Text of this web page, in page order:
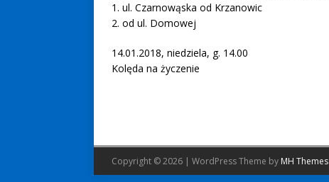
1. ul. Czarnowąska od Krzanowic
2. od ul. Domowej
14.01.2018, niedziela, g. 14.00
Kolęda na życzenie
Copyright © 2026 | WordPress Theme by MH Themes